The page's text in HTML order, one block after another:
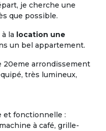
je cherche une
que possible.
la location une
un bel appartement.
20eme arrondissement
très lumineux,
et fonctionnelle :
à café, grille-
de « vivre chez soi
seniors ou
existante ou